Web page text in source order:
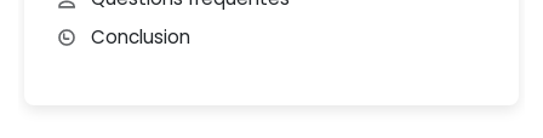
Conclusion